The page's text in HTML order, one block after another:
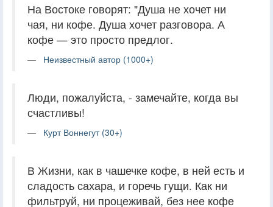
На Востоке говорят: "Душа не хочет ни
чая, ни кофе. Душа хочет разговора. А
кофе — это просто предлог.
Неизвестный автор (1000+)
Люди, пожалуйста, - замечайте, когда вы
счастливы!
Курт Воннегут (30+)
В Жизни, как в чашечке кофе, в ней есть и
сладость сахара, и горечь гущи. Как ни
фильтруй, ни процеживай, без нее кофе